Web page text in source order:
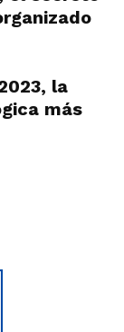
la
más